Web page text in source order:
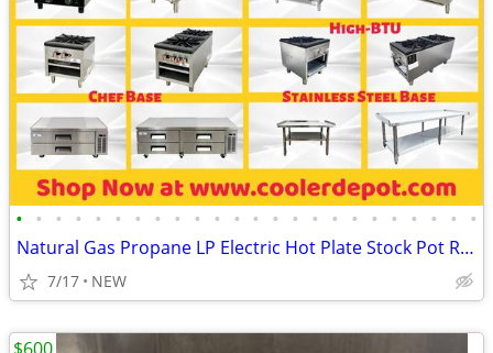
• • • • • • • • • • • • • • • • • • • • • • • •
Natural Gas Propane LP Electric Hot Plate Stock Pot Range
7/17 NEW